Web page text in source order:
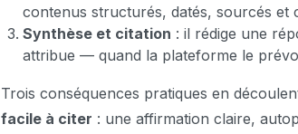
contenus structurés, datés, sourcés et
Synthèse et citation : il rédige une
attribue — quand la plateforme le
Trois conséquences pratiques en
facile à citer : une affirmation claire,